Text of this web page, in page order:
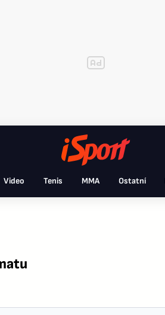
Video Tenis MMA Ostatní